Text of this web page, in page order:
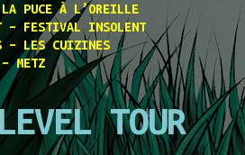
PUCE À L’OREILLE
FESTIVAL INSOLENT
– LES CUIZINES
METZ
TOUR